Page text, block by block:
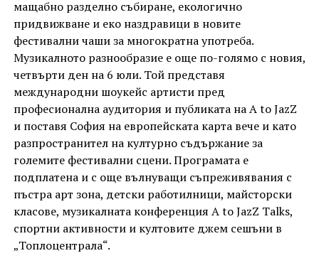
мащабно разделно събиране, екологично
придвижване и еко наздравици в новите
фестивални чаши за многократна употреба.
Музикалното разнообразие е още по-голямо с новия,
четвърти ден на 6 юли. Той представя
международни шоукейс артисти пред
професионална аудитория и публиката на A to JazZ
и поставя София на европейската карта вече и като
разпространител на културно съдържание за
големите фестивални сцени. Програмата е
подплатена и с още вълнуващи съпреживявания с
пъстра арт зона, детски работилници, майсторски
класове, музикалната конференция A to JazZ Talks,
спортни активности и култовите джем сешъни в
„Топлоцентрала“.